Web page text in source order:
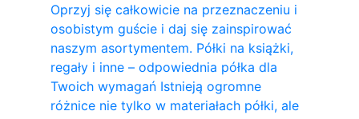
Oprzyj się całkowicie na przeznaczeniu i
osobistym guście i daj się zainspirować
naszym asortymentem. Półki na książki,
regały i inne – odpowiednia półka dla
Twoich wymagań Istnieją ogromne
różnice nie tylko w materiałach półki, ale